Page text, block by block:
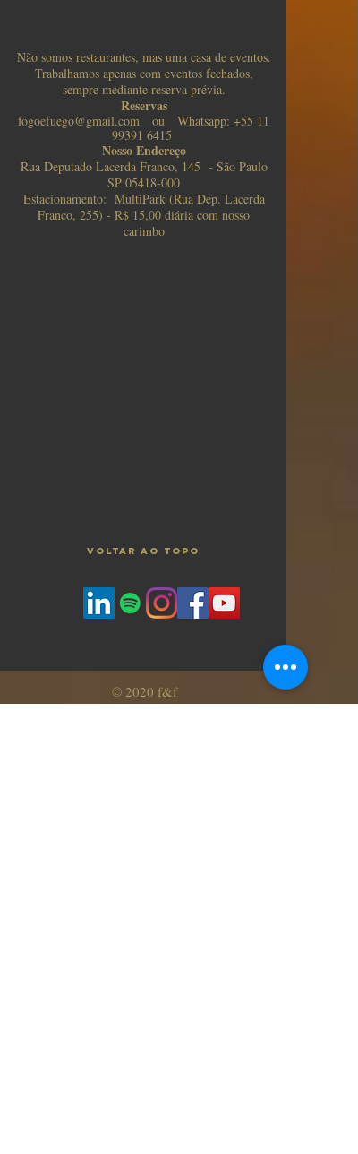
Não somos restaurantes, mas uma casa de eventos.
Trabalhamos apenas com eventos fechados,
sempre mediante reserva prévia.
Reservas
fogoefuego@gmail.com ou Whatsapp: +55 11
99391 6415
Nosso Endereço
Rua Deputado Lacerda Franco, 145 - São Paulo
SP 05418-000
Estacionamento: MultiPark (Rua Dep. Lacerda
Franco, 255) - R$ 15,00 diária com nosso
carimbo
VOLTAR AO TOPO
© 2020 f&f